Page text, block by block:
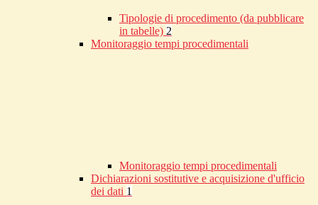
Tipologie di procedimento (da pubblicare
in tabelle) 2
Monitoraggio tempi procedimentali
Monitoraggio tempi procedimentali
Dichiarazioni sostitutive e acquisizione d'ufficio
dei dati 1